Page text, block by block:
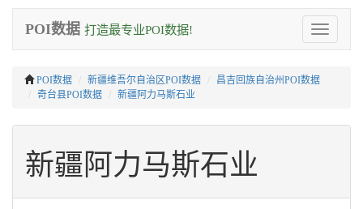
Toggle
navigation
POI数据 打造最专业POI数据!
POI数据 新疆维吾尔自治区POI数据
昌吉回族自治州POI数据
奇台县POI数据
新疆阿力马斯石业
新疆阿力马斯石业